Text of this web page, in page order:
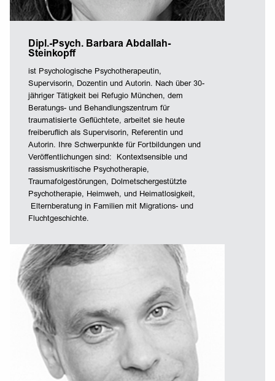
Dipl.-Psych. Barbara Abdallah-
Steinkopff
ist Psychologische Psychotherapeutin,
Supervisorin, Dozentin und Autorin. Nach über 30-
jähriger Tätigkeit bei Refugio München, dem
Beratungs- und Behandlungszentrum für
traumatisierte Geflüchtete, arbeitet sie heute
freiberuflich als Supervisorin, Referentin und
Autorin. Ihre Schwerpunkte für Fortbildungen und
Veröffentlichungen sind: Kontextsensible und
rassismuskritische Psychotherapie,
Traumafolgestörungen, Dolmetschergestützte
Psychotherapie, Heimweh, und Heimatlosigkeit,
Elternberatung in Familien mit Migrations- und
Fluchtgeschichte.